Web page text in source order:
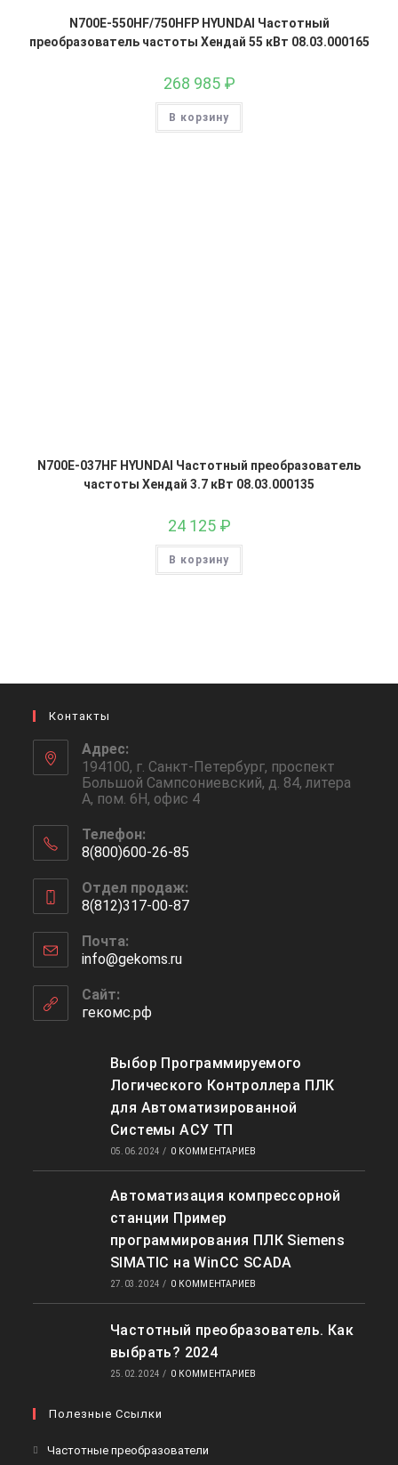
N700E-550HF/750HFP HYUNDAI Частотный
преобразователь частоты Хендай 55 кВт 08.03.000165
268 985 ₽
В корзину
N700E-037HF HYUNDAI Частотный преобразователь
частоты Хендай 3.7 кВт 08.03.000135
24 125 ₽
В корзину
Контакты
Адрес:
194100, г. Санкт-Петербург, проспект
Большой Сампсониевский, д. 84, литера
А, пом. 6Н, офис 4
Телефон:
8(800)600-26-85
в
вашем
приложении
Отдел продаж:
8(812)317-00-87
в
вашем
приложении
Почта:
info@gekoms.ruОткроется
Сайт:
гекомс.рф
Выбор Программируемого
Логического Контроллера ПЛК
для Автоматизированной
Системы АСУ ТП
05.06.2024 / 0 КОММЕНТАРИЕВ
Автоматизация компрессорной
станции Пример
программирования ПЛК Siemens
SIMATIC на WinCC SCADA
27.03.2024 / 0 КОММЕНТАРИЕВ
Частотный преобразователь. Как
выбрать? 2024
25.02.2024 / 0 КОММЕНТАРИЕВ
Полезные Ссылки
Частотные преобразователи